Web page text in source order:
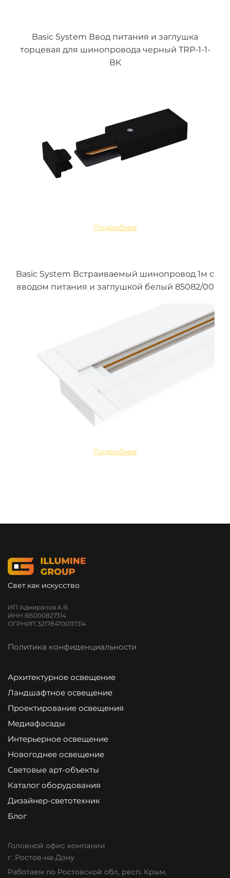
Basic System Ввод питания и заглушка
торцевая для шинопровода черный TRP-1-1-
BK
Подробнее
Basic System Встраиваемый шинопровод 1м с
вводом питания и заглушкой белый 85082/00
Подробнее
Свет как искусство
ИП Адмиралов А.В.
ИНН 615000827314
ОГРНИП 321784700117314
Политика конфиденциальности
Архитектурное освещение
Ландшафтное освещение
Проектирование освещения
Медиафасады
Интерьерное освещение
Новогоднее освещение
Световые арт-объекты
Каталог оборудования
Дизайнер-светотехник
Блог
Головной офис компании
г. Ростов-на-Дону
Работаем по Ростовской обл, респ. Крым,